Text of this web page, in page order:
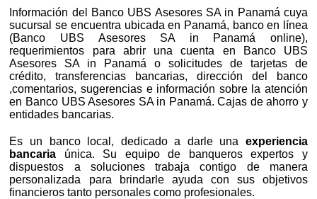
Información del Banco UBS Asesores SA in Panamá cuya
sucursal se encuentra ubicada en Panamá, banco en línea
(Banco UBS Asesores SA in Panamá online),
requerimientos para abrir una cuenta en Banco UBS
Asesores SA in Panamá o solicitudes de tarjetas de
crédito, transferencias bancarias, dirección del banco
,comentarios, sugerencias e información sobre la atención
en Banco UBS Asesores SA in Panamá. Cajas de ahorro y
entidades bancarias.
Es un banco local, dedicado a darle una experiencia
bancaria única. Su equipo de banqueros expertos y
dispuestos a soluciones trabaja contigo de manera
personalizada para brindarle ayuda con sus objetivos
financieros tanto personales como profesionales.